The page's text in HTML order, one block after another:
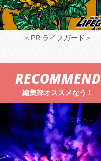
＜PR ライフガード＞
RECOMMEND
編集部オススメなう！